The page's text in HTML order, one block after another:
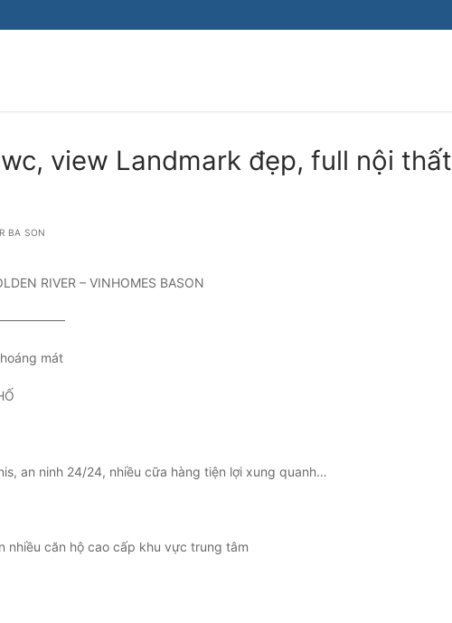
view Landmark đẹp, full nội thất
BA SON
RIVER – VINHOMES BASON
mát
an ninh 24/24, nhiều cữa hàng tiện lợi xung quanh…
nhiều căn hộ cao cấp khu vực trung tâm